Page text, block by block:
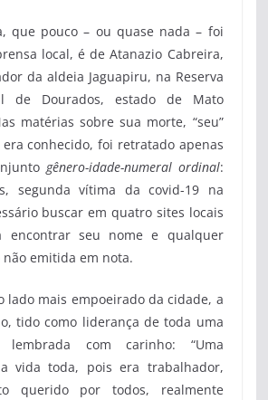
que pouco – ou quase nada – foi
local, é de Atanazio Cabreira,
da aldeia Jaguapiru, na Reserva
de Dourados, estado de Mato
matérias sobre sua morte, “seu”
conhecido, foi retratado apenas
gênero-idade-numeral ordinal:
segunda vítima da covid-19 na
buscar em quatro sites locais
encontrar seu nome e qualquer
emitida em nota.
lado mais empoeirado da cidade, a
tido como liderança de toda uma
lembrada com carinho: “Uma
vida toda, pois era trabalhador,
querido por todos, realmente